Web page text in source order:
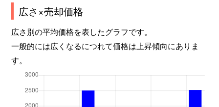
広さ×売却価格
広さ別の平均価格を表したグラフです。
一般的には広くなるにつれて価格は上昇傾向にありま
す。